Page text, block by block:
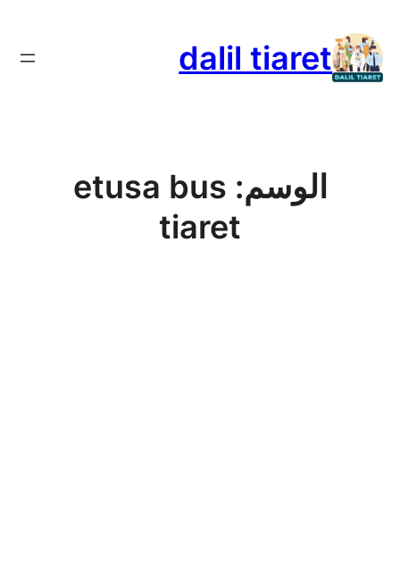
إلى
المحتوى
dalil tiaret
الوسم: etusa bus
tiaret